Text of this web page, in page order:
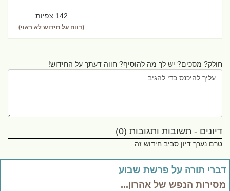
142 צפיות
(דווח על חידוש לא ראוי)
חולק? מסכים? יש לך מה להוסיף? חווה דעתך על החידוש!
דיונים - תשובות ותגובות (0)
טרם נערך דיון סביב חידוש זה
תורה על פרשת שבוע
הנפש של אהרון...